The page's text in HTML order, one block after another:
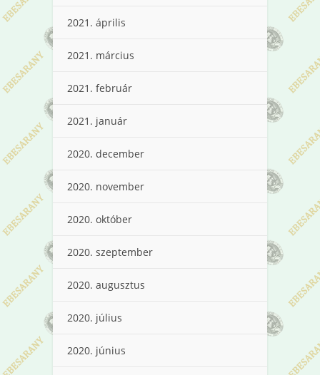
2021. április
2021. március
2021. február
2021. január
2020. december
2020. november
2020. október
2020. szeptember
2020. augusztus
2020. július
2020. június